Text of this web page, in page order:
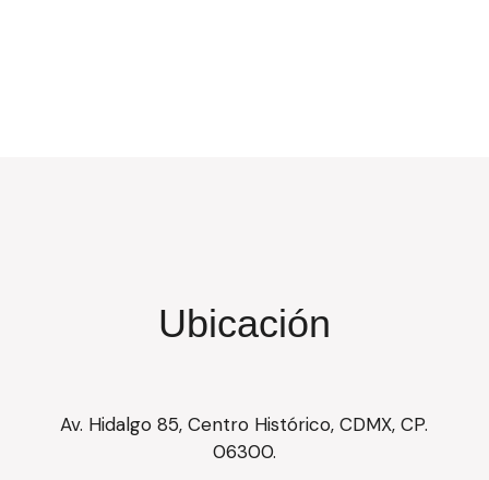
Ubicación
Av. Hidalgo 85, Centro Histórico, CDMX, CP.
06300.